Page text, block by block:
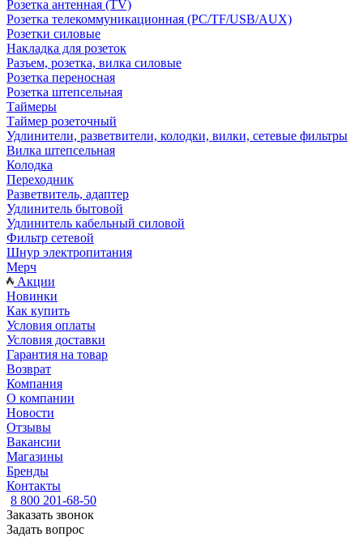
Розетка антенная (TV)
Розетка телекоммуникационная (PC/TF/USB/AUX)
Розетки силовые
Накладка для розеток
Разъем, розетка, вилка силовые
Розетка переносная
Розетка штепсельная
Таймеры
Таймер розеточный
Удлинители, разветвители, колодки, вилки, сетевые фильтры
Вилка штепсельная
Колодка
Переходник
Разветвитель, адаптер
Удлинитель бытовой
Удлинитель кабельный силовой
Фильтр сетевой
Шнур электропитания
Мерч
Акции
Новинки
Как купить
Условия оплаты
Условия доставки
Гарантия на товар
Возврат
Компания
О компании
Новости
Отзывы
Вакансии
Магазины
Бренды
Контакты
8 800 201-68-50
Заказать звонок
Задать вопрос